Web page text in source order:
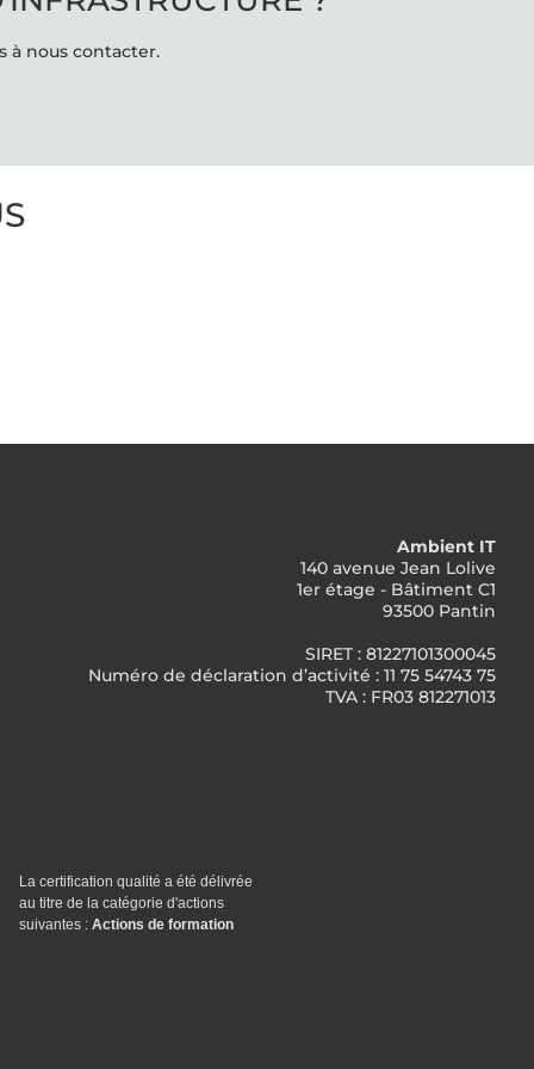
à nous contacter.
Ambient IT
140 avenue Jean Lolive
1er étage - Bâtiment C1
93500 Pantin
SIRET : 81227101300045
Numéro de déclaration d’activité : 11 75 54743 75
TVA : FR03 812271013
La certification qualité a été délivrée
au titre de la catégorie d'actions
suivantes : Actions de formation